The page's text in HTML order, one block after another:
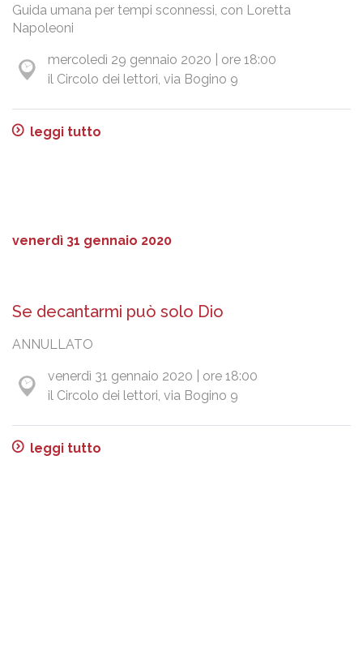
Guida umana per tempi sconnessi, con Loretta
Napoleoni
mercoledì 29 gennaio 2020 | ore 18:00
il Circolo dei lettori, via Bogino 9
leggi tutto
venerdì 31 gennaio 2020
Se decantarmi può solo Dio
ANNULLATO
venerdì 31 gennaio 2020 | ore 18:00
il Circolo dei lettori, via Bogino 9
leggi tutto